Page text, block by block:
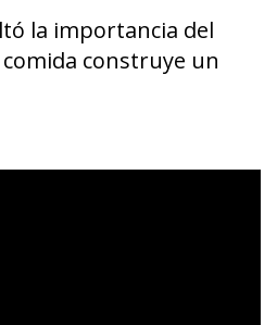
la importancia del
construye un